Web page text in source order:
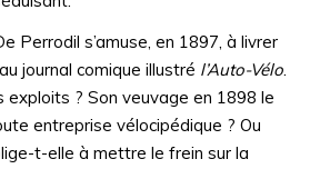
Perrodil s’amuse, en 1897, à livrer
journal comique illustré l’Auto-Vélo.
? Son veuvage en 1898 le
entreprise vélocipédique ? Ou
t-elle à mettre le frein sur la